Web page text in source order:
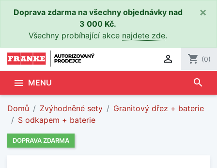
Doprava zdarma na všechny objednávky nad
3 000 Kč.
Všechny probíhající akce najdete zde.
×
 shopping_cart (0)
 MENU search
Domů Zvýhodněné sety
Granitový dřez + baterie
S odkapem + baterie
DOPRAVA ZDARMA